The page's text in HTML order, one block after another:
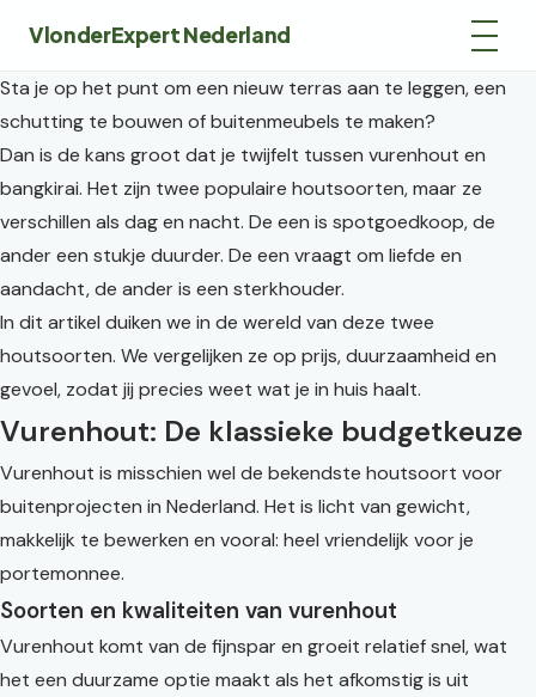
VlonderExpert Nederland
Sta je op het punt om een nieuw terras aan te leggen, een
schutting te bouwen of buitenmeubels te maken?
Dan is de kans groot dat je twijfelt tussen vurenhout en
bangkirai. Het zijn twee populaire houtsoorten, maar ze
verschillen als dag en nacht. De een is spotgoedkoop, de
ander een stukje duurder. De een vraagt om liefde en
aandacht, de ander is een sterkhouder.
In dit artikel duiken we in de wereld van deze twee
houtsoorten. We vergelijken ze op prijs, duurzaamheid en
gevoel, zodat jij precies weet wat je in huis haalt.
Vurenhout: De klassieke budgetkeuze
Vurenhout is misschien wel de bekendste houtsoort voor
buitenprojecten in Nederland. Het is licht van gewicht,
makkelijk te bewerken en vooral: heel vriendelijk voor je
portemonnee.
Soorten en kwaliteiten van vurenhout
Vurenhout komt van de fijnspar en groeit relatief snel, wat
het een duurzame optie maakt als het afkomstig is uit